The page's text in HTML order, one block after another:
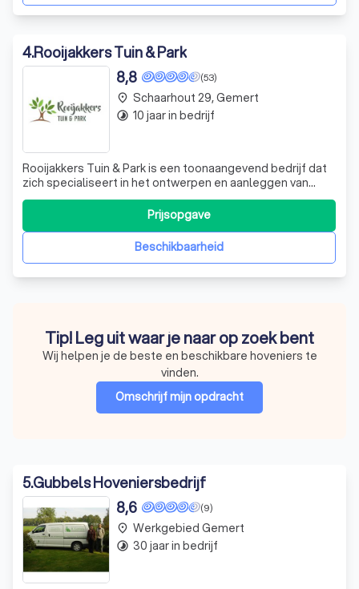
4.Rooijakkers Tuin & Park
(53)
8,8
Rooijakkers Tuin & Park is een toonaangevend bedrijf dat
zich specialiseert in het ontwerpen en aanleggen van
tuinen. Wij zijn gepassioneerd over het creëren van
persoonlijke, klimaatbestendige en onderhoudsvrije
tuinen die precies aansluiten bij uw wensen. Onze
expertise ligt in het adviseren over
Beschikbaarheid
Prijsopgave
place Schaarhout 29, Gemert
timelapse 10 jaar in bedrijf
Tip! Leg uit waar je naar op zoek bent
Wij helpen je de beste en beschikbare hoveniers te
vinden.
Omschrijf mijn opdracht
5.Gubbels Hoveniersbedrijf
(9)
8,6
place Werkgebied Gemert
timelapse 30 jaar in bedrijf